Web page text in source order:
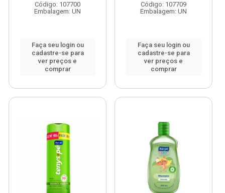
Código: 107700
Embalagem: UN
Faça seu login ou
cadastre-se para
ver preços e
comprar
Código: 107709
Embalagem: UN
Faça seu login ou
cadastre-se para
ver preços e
comprar